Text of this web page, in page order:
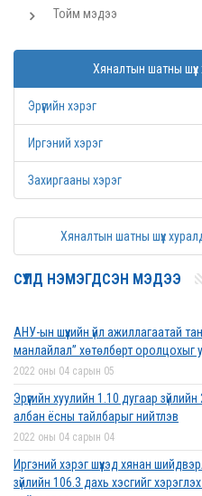
Тойм мэдээ
Хяналтын шатны
Эрүүгийн хэрэг
Иргэний хэрэг
Захиргааны хэрэг
Хяналтын шатны шүүх
СҮҮЛД НЭМЭГДСЭН МЭДЭЭ
АНУ-ын шүүхийн үйл ажиллагаатай
манлайлал” хөтөлбөрт оролцохыг
2022 оны 04 сарын 05
Эрүүгийн хуулийн 1.10 дугаар
албан ёсны тайлбарыг нийтлэв
2022 оны 04 сарын 04
Иргэний хэрэг шүүхэд хянан
зүйлийн 106.3 дахь хэсгийг